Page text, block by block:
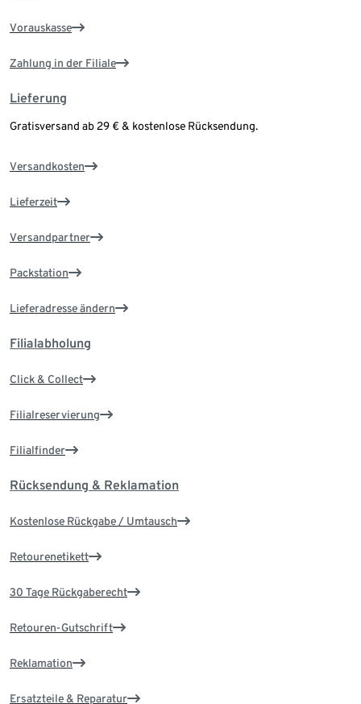
Vorauskasse
Zahlung in der Filiale
Lieferung
Gratisversand ab 29 € & kostenlose Rücksendung.
Versandkosten
Lieferzeit
Versandpartner
Packstation
Lieferadresse ändern
Filialabholung
Click & Collect
Filialreservierung
Filialfinder
Rücksendung & Reklamation
Kostenlose Rückgabe / Umtausch
Retourenetikett
30 Tage Rückgaberecht
Retouren-Gutschrift
Reklamation
Ersatzteile & Reparatur